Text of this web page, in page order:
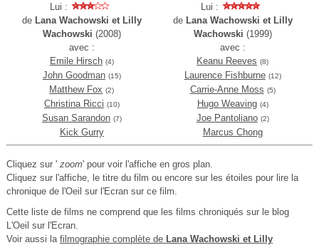
Lui :
de Lana Wachowski et Lilly
Wachowski (2008)
avec :
Emile Hirsch (4)
John Goodman (15)
Matthew Fox (2)
Christina Ricci (10)
Susan Sarandon (7)
Kick Gurry
Lui :
de Lana Wachowski et Lilly
Wachowski (1999)
avec :
Keanu Reeves (8)
Laurence Fishburne (12)
Carrie-Anne Moss (5)
Hugo Weaving (4)
Joe Pantoliano (2)
Marcus Chong
Cliquez sur ' zoom' pour voir l'affiche en gros plan.
Cliquez sur l'affiche, le titre du film ou encore sur les étoiles pour lire la
chronique de l'Oeil sur l'Ecran sur ce film.
Cette liste de films ne comprend que les films chroniqués sur le blog
L'Oeil sur l'Ecran.
Voir aussi la filmographie complète de Lana Wachowski et Lilly